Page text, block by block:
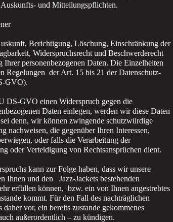
Auskunfts- und Mitteilungspflichten.
Berichtigung, Löschung, Einschränkung der
Widerspruchsrecht und Beschwerderecht
Ihrer personenbezogenen Daten. Die Einzelheiten
Regelungen der Art. 15 bis 21 der Datenschutz-
GVO).
DS-GVO einen Widerspruch gegen die
Daten einlegen, werden wir diese Daten
denn, wir können zwingende schutzwürdige
nachweisen, die gegenüber Ihren Interessen,
oder falls die Verarbeitung der
oder Verteidigung von Rechtsansprüchen dient.
kann zur Folge haben, dass wir unsere
Ihnen und den Jazz-Jackets bestehenden
erfüllen können, bzw. ein von Ihnen angestrebtes
kommt. Für den Fall des nachträglichen
daher vor, ein bereits zustande gekommenes
außerordentlich – zu kündigen.